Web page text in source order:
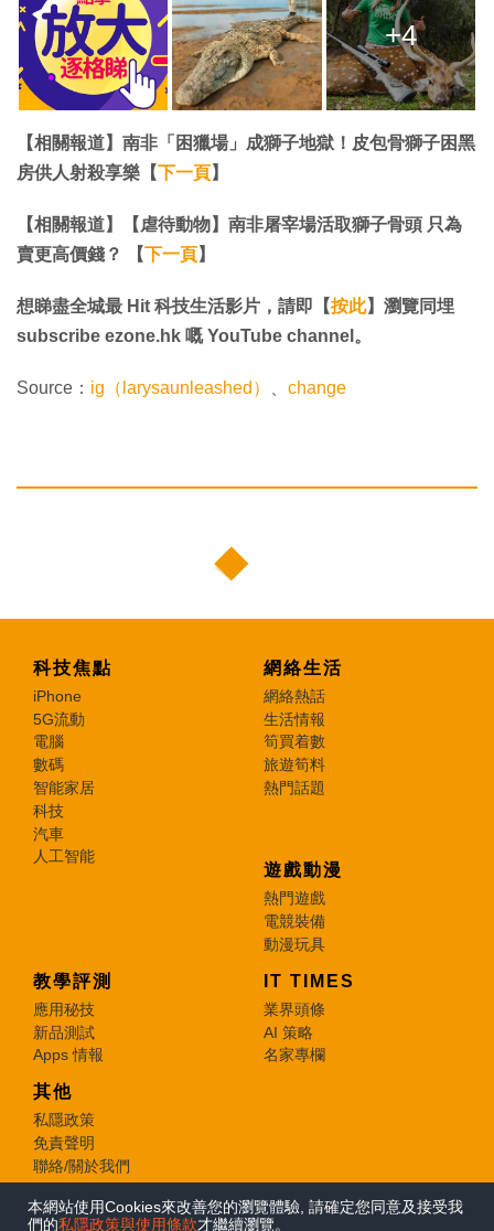
本網站使用Cookies來改善您的瀏覽體驗, 請確定您同意及接受我
們的私隱政策與使用條款才繼續瀏覽。
+4
【相關報道】南非「困獵場」成獅子地獄！皮包骨獅子困黑
房供人射殺享樂【下一頁】
【相關報道】【虐待動物】南非屠宰場活取獅子骨頭 只為
賣更高價錢？ 【下一頁】
想睇盡全城最 Hit 科技生活影片，請即【按此】瀏覽同埋
subscribe ezone.hk 嘅 YouTube channel。
Source： ig（larysaunleashed） change
科技焦點
iPhone
5G流動
電腦
數碼
智能家居
科技
汽車
人工智能
網絡生活
網絡熱話
生活情報
筍買着數
旅遊筍料
熱門話題
遊戲動漫
熱門遊戲
電競裝備
動漫玩具
教學評測
應用秘技
新品測試
Apps 情報
IT TIMES
業界頭條
AI 策略
名家專欄
其他
私隱政策
免責聲明
聯絡/關於我們
© 2026 e-zone. All Rights Reserved.